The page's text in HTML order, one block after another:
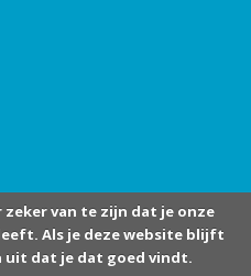
zeker van te zijn dat je onze
Als je deze website blijft
uit dat je dat goed vindt.